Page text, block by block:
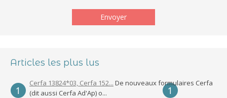
Articles les plus lus
Cerfa 13824*03, Cerfa 152... De nouveaux formulaires Cerfa
(dit aussi Cerfa Ad'Ap) o...